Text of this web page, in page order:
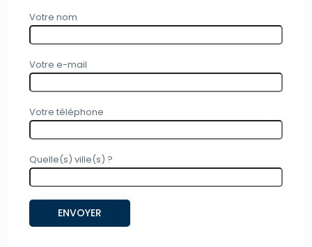
Votre nom
Votre e-mail
Votre téléphone
Quelle(s) ville(s) ?